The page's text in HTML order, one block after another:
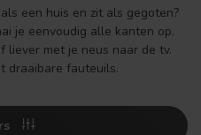
een huis en zit als gegoten?
je eenvoudig alle kanten op.
liever met je neus naar de tv.
draaibare fauteuils.